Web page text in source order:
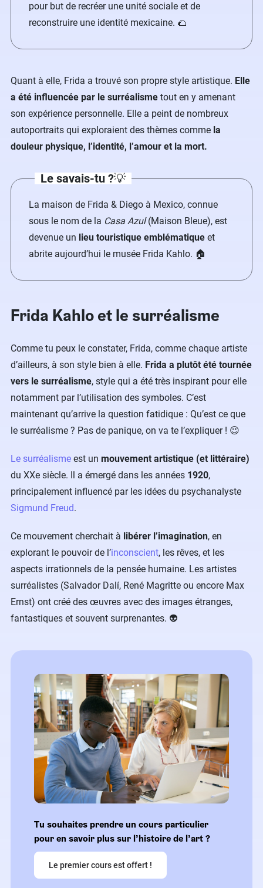
pour but de recréer une unité sociale et de
reconstruire une identité mexicaine. 🌮
Quant à elle, Frida a trouvé son propre style artistique. Elle
a été influencée par le surréalisme tout en y amenant
son expérience personnelle. Elle a peint de nombreux
autoportraits qui exploraient des thèmes comme la
douleur physique, l’identité, l’amour et la mort.
Le savais-tu ?💡
La maison de Frida & Diego à Mexico, connue
sous le nom de la Casa Azul(Maison Bleue), est
devenue un lieu touristique emblématique et
abrite aujourd’hui le musée Frida Kahlo. 🏠
Frida Kahlo et le surréalisme
Comme tu peux le constater, Frida, comme chaque artiste
d’ailleurs, à son style bien à elle. Frida a plutôt été tournée
vers le surréalisme, style qui a été très inspirant pour elle
notamment par l’utilisation des symboles. C’est
maintenant qu’arrive la question fatidique : Qu’est ce que
le surréalisme ? Pas de panique, on va te l’expliquer ! 😉
Le surréalisme est un mouvement artistique (et littéraire)
du XXe siècle. Il a émergé dans les années 1920,
principalement influencé par les idées du psychanalyste
Sigmund Freud.
Ce mouvement cherchait à libérer l’imagination, en
explorant le pouvoir de l’inconscient, les rêves, et les
aspects irrationnels de la pensée humaine. Les artistes
surréalistes (Salvador Dalí, René Magritte ou encore Max
Ernst) ont créé des œuvres avec des images étranges,
fantastiques et souvent surprenantes. 👽
Tu souhaites prendre un cours particulier
pour en savoir plus sur l’histoire de l’art ?
Le premier cours est offert !